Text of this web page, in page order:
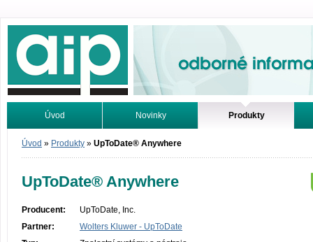
Odborné informace. Online.
Úvod Novinky Produkty
Vyhledávání Tutoriály
Úvod » Produkty » UpToDate® Anywhere
UpToDate® Anywhere
Producent:
UpToDate, Inc.
Partner:
Wolters Kluwer - UpToDate